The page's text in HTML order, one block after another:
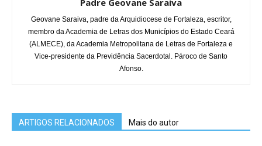
Geovane Saraiva, padre da Arquidiocese de Fortaleza, escritor,
membro da Academia de Letras dos Municípios do Estado Ceará
(ALMECE), da Academia Metropolitana de Letras de Fortaleza e
Vice-presidente da Previdência Sacerdotal. Pároco de Santo
Afonso.
ARTIGOS RELACIONADOS Mais do autor